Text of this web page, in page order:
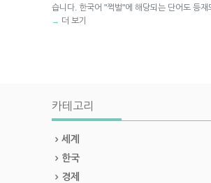
습니다. 한국어 "쩍벌"에 해당되는 단어도 등재
→ 더 보기
카테고리
세계
한국
경제